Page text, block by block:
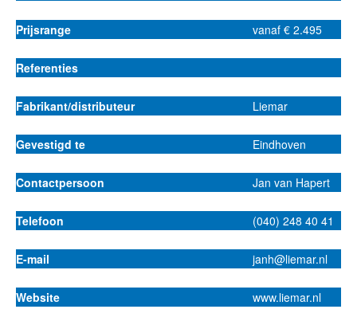
Prijsrange vanaf € 2.495
Referenties
Fabrikant/distributeur Liemar
Gevestigd te Eindhoven
Contactpersoon Jan van Hapert
Telefoon (040) 248 40 41
E-mail janh@liemar.nl
Website www.liemar.nl